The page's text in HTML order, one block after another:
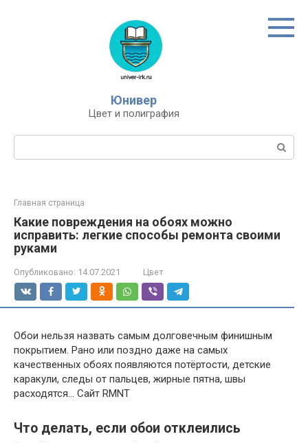
Юнивер
Цвет и полиграфия
Главная страница
Какие повреждения на обоях можно
исправить: легкие способы ремонта своими
руками
Опубликовано: 14.07.2021 Цвет
Обои нельзя назвать самым долговечным финишным
покрытием. Рано или поздно даже на самых
качественных обоях появляются потёртости, детские
каракули, следы от пальцев, жирные пятна, швы
расходятся… Сайт RMNT
Что делать, если обои отклеились